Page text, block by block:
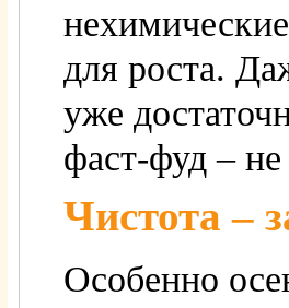
для роста.
уже
фаст-фуд –
Чистота –
Особенно